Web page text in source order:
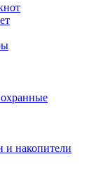
и накопители